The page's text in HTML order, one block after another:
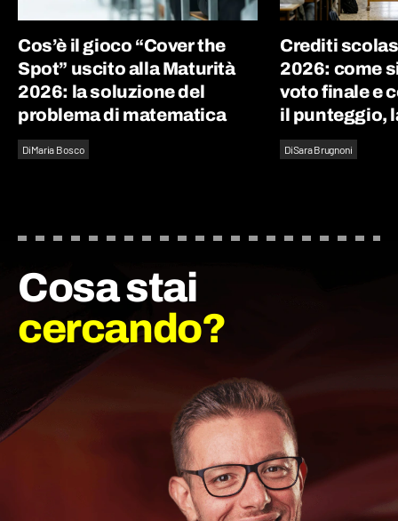
Cos’è il gioco “Cover the
Spot” uscito alla Maturità
2026: la soluzione del
problema di matematica
DiMaria Bosco
Crediti
2026: come
voto finale e
il punteggio,
DiSara Brugnoni
Cosa stai
cercando?